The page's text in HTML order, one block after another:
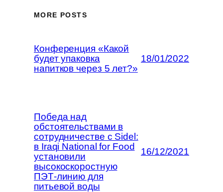
MORE POSTS
Конференция «Какой
будет упаковка
напитков через 5 лет?»
18/01/2022
Победа над
обстоятельствами в
сотрудничестве с Sidel:
в Iraqi National for Food
установили
высокоскоростную
ПЭТ-линию для
питьевой воды
16/12/2021